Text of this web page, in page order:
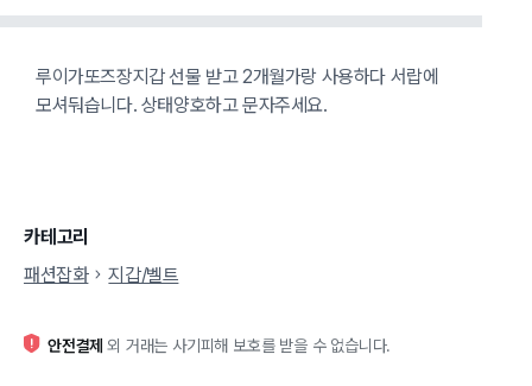
루이가또즈장지갑 선물 받고 2개월가랑 사용하다 서랍에
모셔둬습니다. 상태양호하고 문자주세요.
카테고리
패션잡화
지갑/벨트
안전결제 외 거래는 사기피해 보호를 받을 수 없습니다.